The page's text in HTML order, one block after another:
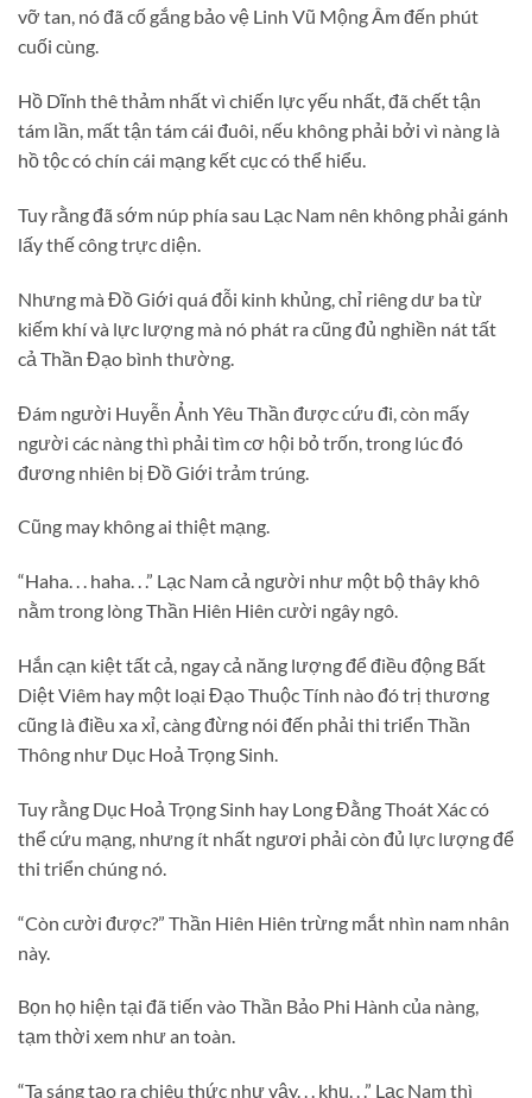
vỡ tan, nó đã cố gắng bảo vệ Linh Vũ Mộng Âm đến phút
cuối cùng.
Hồ Dĩnh thê thảm nhất vì chiến lực yếu nhất, đã chết tận
tám lần, mất tận tám cái đuôi, nếu không phải bởi vì nàng là
hồ tộc có chín cái mạng kết cục có thể hiểu.
Tuy rằng đã sớm núp phía sau Lạc Nam nên không phải gánh
lấy thế công trực diện.
Nhưng mà Đồ Giới quá đỗi kinh khủng, chỉ riêng dư ba từ
kiếm khí và lực lượng mà nó phát ra cũng đủ nghiền nát tất
cả Thần Đạo bình thường.
Đám người Huyễn Ảnh Yêu Thần được cứu đi, còn mấy
người các nàng thì phải tìm cơ hội bỏ trốn, trong lúc đó
đương nhiên bị Đồ Giới trảm trúng.
Cũng may không ai thiệt mạng.
“Haha. . . haha. . .” Lạc Nam cả người như một bộ thây khô
nằm trong lòng Thần Hiên Hiên cười ngây ngô.
Hắn cạn kiệt tất cả, ngay cả năng lượng để điều động Bất
Diệt Viêm hay một loại Đạo Thuộc Tính nào đó trị thương
cũng là điều xa xỉ, càng đừng nói đến phải thi triển Thần
Thông như Dục Hoả Trọng Sinh.
Tuy rằng Dục Hoả Trọng Sinh hay Long Đằng Thoát Xác có
thể cứu mạng, nhưng ít nhất ngươi phải còn đủ lực lượng để
thi triển chúng nó.
“Còn cười được?” Thần Hiên Hiên trừng mắt nhìn nam nhân
này.
Bọn họ hiện tại đã tiến vào Thần Bảo Phi Hành của nàng,
tạm thời xem như an toàn.
“Ta sáng tạo ra chiêu thức như vậy. . . khụ. . .” Lạc Nam thì